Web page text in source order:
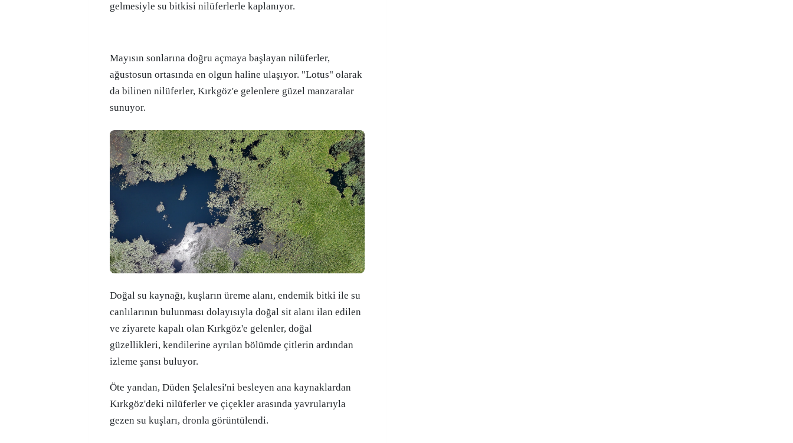
gelmesiyle su bitkisi nilüferlerle kaplanıyor.
Mayısın sonlarına doğru açmaya başlayan nilüferler,
ağustosun ortasında en olgun haline ulaşıyor. "Lotus" olarak
da bilinen nilüferler, Kırkgöz'e gelenlere güzel manzaralar
sunuyor.
Doğal su kaynağı, kuşların üreme alanı, endemik bitki ile su
canlılarının bulunması dolayısıyla doğal sit alanı ilan edilen
ve ziyarete kapalı olan Kırkgöz'e gelenler, doğal
güzellikleri, kendilerine ayrılan bölümde çitlerin ardından
izleme şansı buluyor.
Öte yandan, Düden Şelalesi'ni besleyen ana kaynaklardan
Kırkgöz'deki nilüferler ve çiçekler arasında yavrularıyla
gezen su kuşları, dronla görüntülendi.